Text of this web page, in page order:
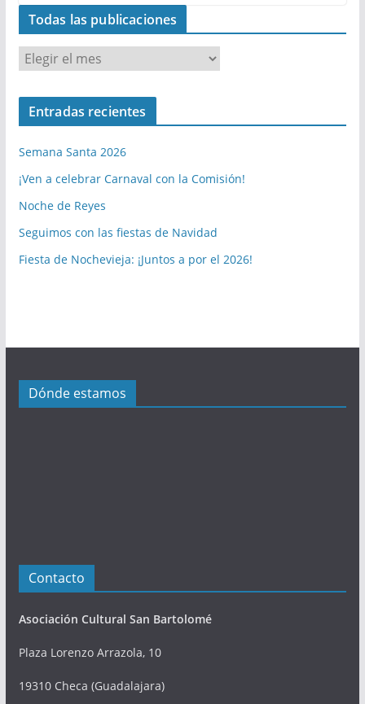
Todas las publicaciones
o
d
l
a
s
u
b
i
Entradas recientes
Semana Santa 2026
¡Ven a celebrar Carnaval con la Comisión!
Noche de Reyes
Seguimos con las fiestas de Navidad
Fiesta de Nochevieja: ¡Juntos a por el 2026!
Dónde estamos
Contacto
Asociación Cultural San Bartolomé
Plaza Lorenzo Arrazola, 10
19310 Checa (Guadalajara)